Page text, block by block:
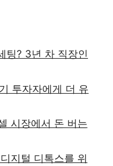
팅? 3년 차 직장인
투자자에게 더 유
시장에서 돈 버는
지털 디톡스를 위